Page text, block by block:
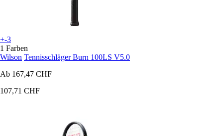
+-3
1 Farben
Wilson Tennisschläger Burn 100LS V5.0
Ab 167,47 CHF
107,71 CHF